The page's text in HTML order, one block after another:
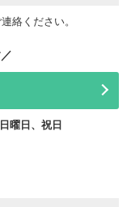
絡ください。
曜日、祝日